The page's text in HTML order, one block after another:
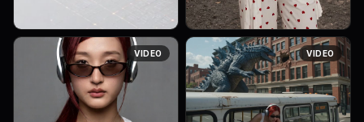
оживи картинку акцентно,
что бы размер картинки не
менялся, что бы ракурс
камеры не менялся, что бы
размер обьекта на картинке
не менялся...
Veronika Mukhina,
[02.06.2026 14:50] Lip Sync
Instructions: Use the speech,
timing, mouth movements,
facial expressions, head
motion, pa...
VIDEO VIDEO